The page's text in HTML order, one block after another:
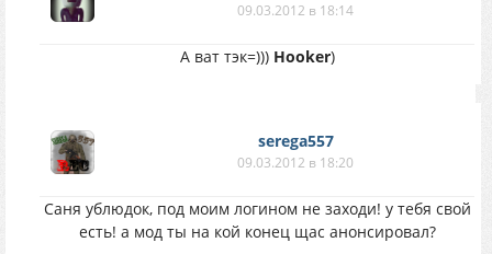
09.03.2012 в 18:14
А ват тэк=))) Hooker)
serega557
09.03.2012 в 18:20
Саня ублюдок, под моим логином не заходи! у тебя свой
есть! а мод ты на кой конец щас анонсировал?